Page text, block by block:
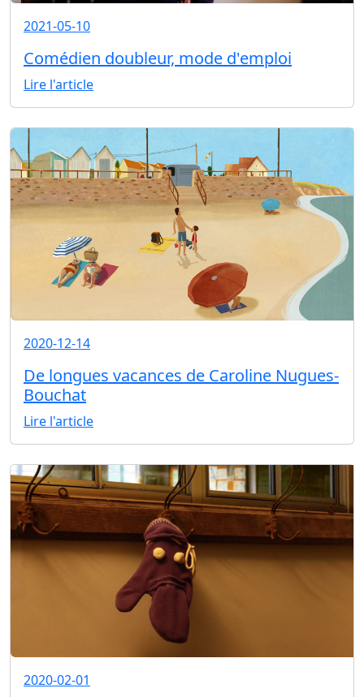
2021-05-10
Comédien doubleur, mode d'emploi
Lire l'article
2020-12-14
De longues vacances de Caroline Nugues-
Bouchat
Lire l'article
2020-02-01